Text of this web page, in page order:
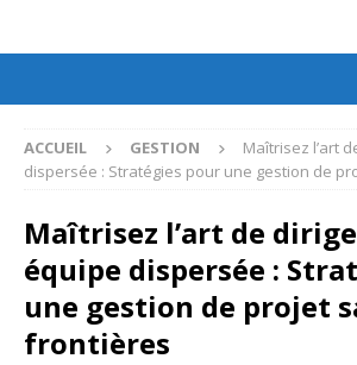
ACCUEIL GESTION
Maîtrisez l’art
dispersée : Stratégies pour une gestion de
Maîtrisez l’art de
équipe dispersée :
une gestion de projet
frontières